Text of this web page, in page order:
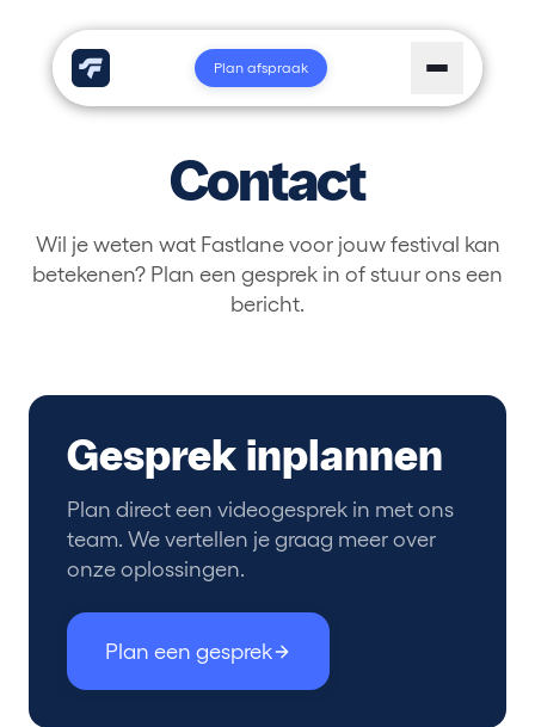
Plan afspraak
Contact
Wil je weten wat Fastlane voor jouw festival kan
betekenen? Plan een gesprek in of stuur ons een
bericht.
Gesprek inplannen
Plan direct een videogesprek in met ons
team. We vertellen je graag meer over
onze oplossingen.
Plan een gesprek